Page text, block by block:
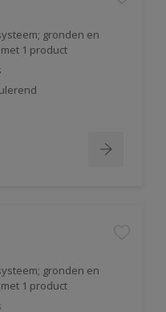
gronden en
1 product
gronden en
1 product